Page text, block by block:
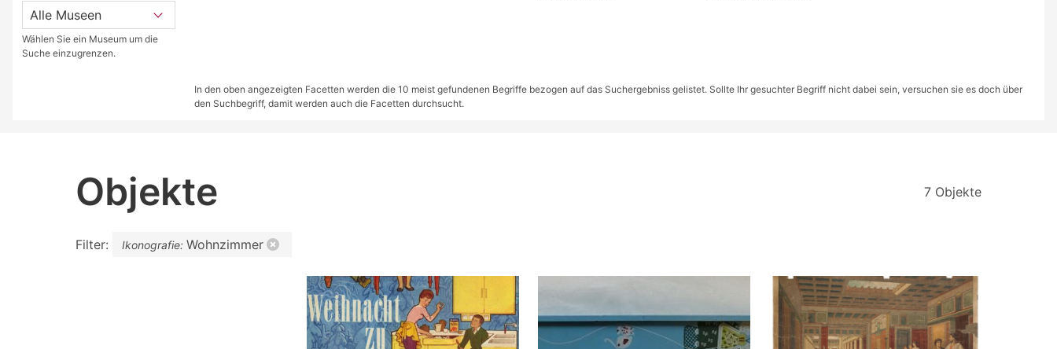
Wählen Sie ein Museum um die
Suche einzugrenzen.
In den oben angezeigten Facetten werden die 10 meist gefundenen Begriffe bezogen auf das Suchergebniss gelistet. Sollte Ihr gesuchter Begriff nicht dabei sein, versuchen sie es doch über
den Suchbegriff, damit werden auch die Facetten durchsucht.
Objekte 7 Objekte
Filter: Ikonografie: Wohnzimmer